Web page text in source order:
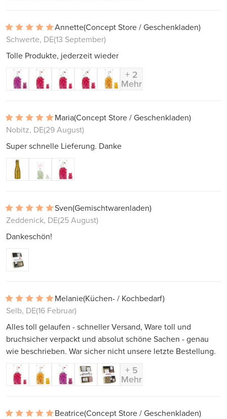
Annette(Concept Store / Geschenkladen)
Schwerte, DE(13 September)
Tolle Produkte, jederzeit wieder
+ 2
Mehr
Maria(Concept Store / Geschenkladen)
Nobitz, DE(29 August)
Super schnelle Lieferung. Danke
Sven(Gemischtwarenladen)
Zeddenick, DE(25 August)
Dankeschön!
Melanie(Küchen- / Kochbedarf)
Selb, DE(16 Februar)
Alles toll gelaufen - schneller Versand, Ware toll und
bruchsicher verpackt und absolut schöne Sachen - genau
wie beschrieben. War sicher nicht unsere letzte Bestellung.
+ 5
Mehr
Beatrice(Concept Store / Geschenkladen)